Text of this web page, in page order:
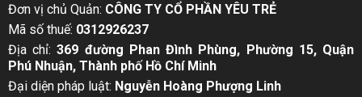
Đơn vị chủ Quản: CÔNG TY CỔ PHẦN YÊU TRẺ
Mã số thuế: 0312926237
Địa chỉ:369 đường Phan Đình Phùng, Phường 15, Quận
Phú Nhuận, Thành phố Hồ Chí Minh
Đại diện pháp luật: Nguyễn Hoàng Phượng Linh